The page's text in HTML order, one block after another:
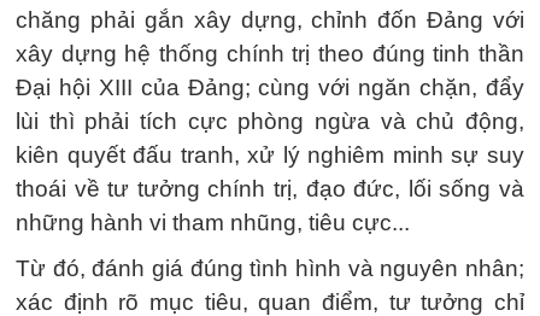
chăng phải gắn xây dựng, chỉnh đốn Đảng với
xây dựng hệ thống chính trị theo đúng tinh thần
Đại hội XIII của Đảng; cùng với ngăn chặn, đẩy
lùi thì phải tích cực phòng ngừa và chủ động,
kiên quyết đấu tranh, xử lý nghiêm minh sự suy
thoái về tư tưởng chính trị, đạo đức, lối sống và
những hành vi tham nhũng, tiêu cực...
Từ đó, đánh giá đúng tình hình và nguyên nhân;
xác định rõ mục tiêu, quan điểm, tư tưởng chỉ